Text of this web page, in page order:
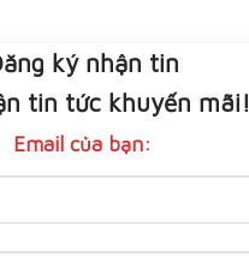
ký nhận tin
tin tức khuyến mãi!
Email của bạn: